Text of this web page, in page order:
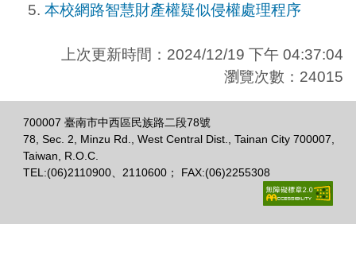
本校網路智慧財產權疑似侵權處理程序
上次更新時間：2024/12/19 下午 04:37:04
瀏覽次數：24015
700007 臺南市中西區民族路二段78號
78, Sec. 2, Minzu Rd., West Central Dist., Tainan City 700007,
Taiwan, R.O.C.
TEL:(06)2110900、2110600； FAX:(06)2255308